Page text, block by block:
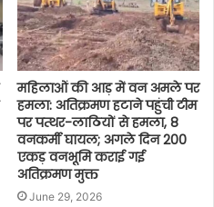
महिलाओं की आड़ में वन अमले पर
हमला: अतिक्रमण हटाने पहुंची टीम
पर पत्थर-लाठियों से हमला, 8
वनकर्मी घायल; अगले दिन 200
एकड़ वनभूमि कराई गई
अतिक्रमण मुक्त
June 29, 2026